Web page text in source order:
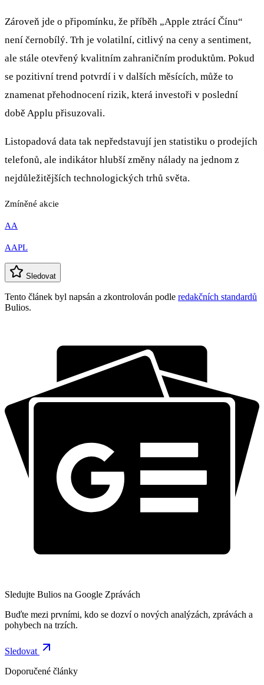
Zároveň jde o připomínku, že příběh „Apple ztrácí Čínu“
není černobílý. Trh je volatilní, citlivý na ceny a sentiment,
ale stále otevřený kvalitním zahraničním produktům. Pokud
se pozitivní trend potvrdí i v dalších měsících, může to
znamenat přehodnocení rizik, která investoři v poslední
době Applu přisuzovali.
Listopadová data tak nepředstavují jen statistiku o prodejích
telefonů, ale indikátor hlubší změny nálady na jednom z
nejdůležitějších technologických trhů světa.
Zmíněné akcie
AA
AAPL
Sledovat
Tento článek byl napsán a zkontrolován podle redakčních standardů
Bulios.
Sledujte Bulios na Google Zprávách
Buďte mezi prvními, kdo se dozví o nových analýzách, zprávách a
pohybech na trzích.
Sledovat
Doporučené články